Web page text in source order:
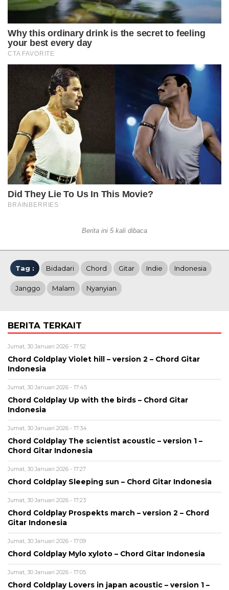
Berita ini 5 kali dibaca
Tag : Bidadari Chord Gitar Indie Indonesia
Janggo Malam Nyanyian
BERITA TERKAIT
Jumat, 30 Januari 2026 - 17:52
Chord Coldplay Violet hill – version 2 – Chord Gitar
Indonesia
Jumat, 30 Januari 2026 - 17:45
Chord Coldplay Up with the birds – Chord Gitar
Indonesia
Jumat, 30 Januari 2026 - 17:34
Chord Coldplay The scientist acoustic – version 1 –
Chord Gitar Indonesia
Jumat, 30 Januari 2026 - 17:27
Chord Coldplay Sleeping sun – Chord Gitar Indonesia
Jumat, 30 Januari 2026 - 17:23
Chord Coldplay Prospekts march – version 2 – Chord
Gitar Indonesia
Jumat, 30 Januari 2026 - 17:09
Chord Coldplay Mylo xyloto – Chord Gitar Indonesia
Jumat, 30 Januari 2026 - 17:05
Chord Coldplay Lovers in japan acoustic – version 1 –